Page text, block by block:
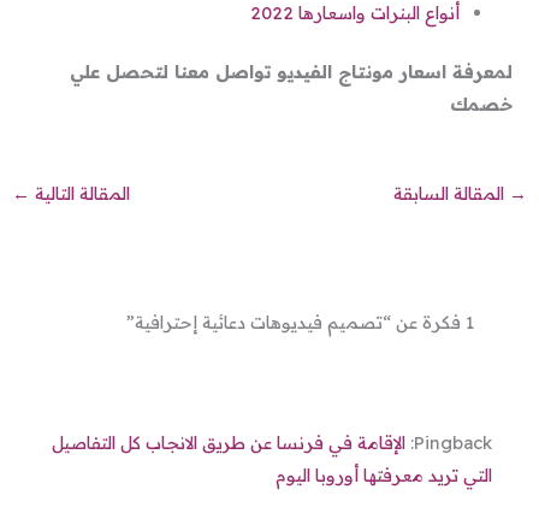
أنواع البنرات واسعارها 2022
لمعرفة اسعار مونتاج الفيديو تواصل معنا لتحصل علي
خصمك
→ المقالة السابقة المقالة التالية ←
1 فكرة عن “تصميم فيديوهات دعائية إحترافية”
Pingback: الإقامة في فرنسا عن طريق الانجاب كل التفاصيل
التي تريد معرفتها أوروبا اليوم